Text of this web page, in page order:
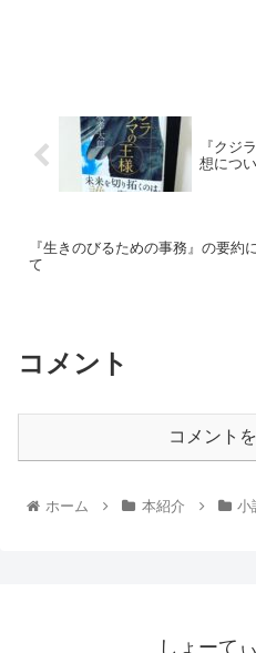
『クジ
想につ
『生きのびるための事務』の要約
て
コメント
コメント
ホーム 本紹介 小
しょーて